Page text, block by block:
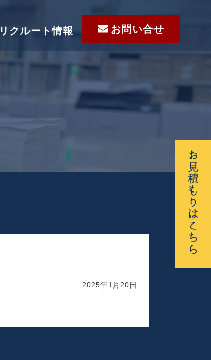
リクルート情報 お問い合せ
2025年1月20日